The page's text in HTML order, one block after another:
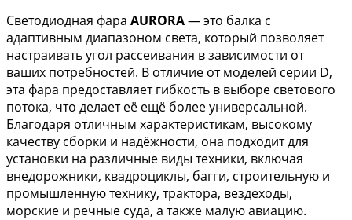
Светодиодная фара AURORA— это балка с
адаптивным диапазоном света, который позволяет
настраивать угол рассеивания в зависимости от
ваших потребностей. В отличие от моделей серии D,
эта фара предоставляет гибкость в выборе светового
потока, что делает её ещё более универсальной.
Благодаря отличным характеристикам, высокому
качеству сборки и надёжности, она подходит для
установки на различные виды техники, включая
внедорожники, квадроциклы, багги, строительную и
промышленную технику, трактора, вездеходы,
морские и речные суда, а также малую авиацию.